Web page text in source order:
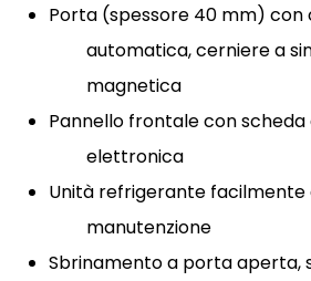
Porta (spessore 40 mm) con
automatica, cerniere a
magnetica
Pannello frontale con
elettronica
Unità refrigerante facilmente
manutenzione
Sbrinamento a porta aperta,